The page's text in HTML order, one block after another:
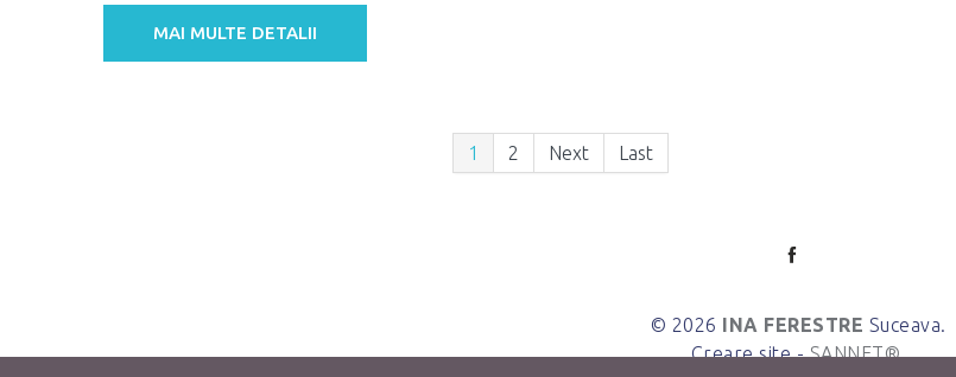
MAI MULTE DETALII
1 2 Next Last
© 2026 INA FERESTRE Suceava.
Creare site -SANNET®.